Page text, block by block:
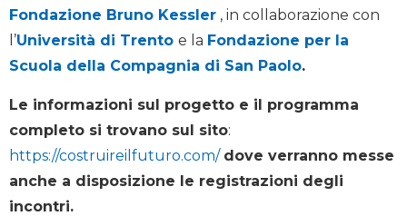
Fondazione Bruno Kessler , in collaborazione con
l’Università di Trento e la Fondazione per la
Scuola della Compagnia di San Paolo.
Le informazioni sul progetto e il programma
completo si trovano sul sito:
https://costruireilfuturo.com/ dove verranno messe
anche a disposizione le registrazioni degli
incontri.